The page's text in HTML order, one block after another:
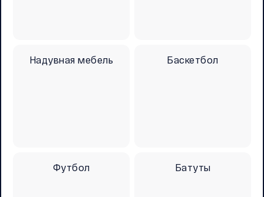
Надувная мебель Баскетбол
Футбол Батуты